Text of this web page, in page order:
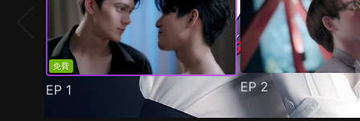
免費
EP 1 EP2